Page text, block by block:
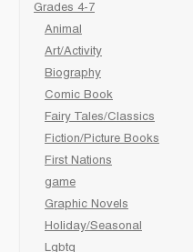
Grades 4-7
Animal
Art/Activity
Biography
Comic Book
Fairy Tales/Classics
Fiction/Picture Books
First Nations
game
Graphic Novels
Holiday/Seasonal
Lgbtq